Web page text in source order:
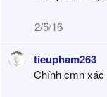
n
2/5/16
tieupham263
Chính cmn xác